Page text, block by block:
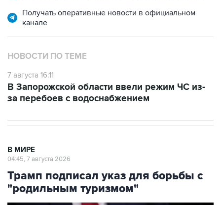
НОВОСТИ ПО ТЕМЕ
7 августа 16:11
за перебоев с водоснабжением
Трамп подписал указ для борьбы с
"родильным туризмом"